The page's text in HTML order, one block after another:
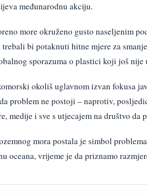
međunarodnu akciju.
more okruženo gusto naseljenim
bi potaknuti hitne mjere za
sporazuma o plastici koji još nije
okoliš uglavnom izvan fokusa
problem ne postoji – naprotiv,
medije i sve s utjecajem na društvo da
mora postala je simbol
oceana, vrijeme je da priznamo